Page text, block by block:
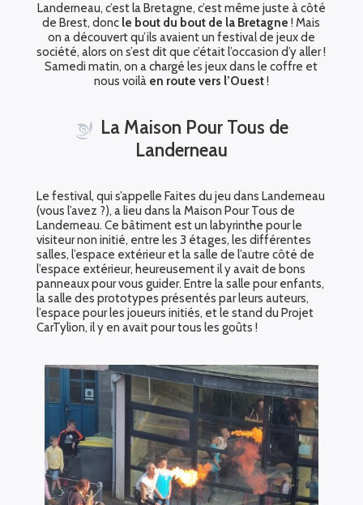
Landerneau, c’est la Bretagne, c’est même juste à côté
de Brest, donc le bout du bout de la Bretagne ! Mais
on a découvert qu’ils avaient un festival de jeux de
société, alors on s’est dit que c’était l’occasion d’y aller !
Samedi matin, on a chargé les jeux dans le coffre et
nous voilàen route vers l’Ouest!
La Maison Pour Tous de
Landerneau
Le festival, qui s’appelle Faites du jeu dans Landerneau
(vous l’avez ?), a lieu dans la Maison Pour Tous de
Landerneau. Ce bâtiment est un labyrinthe pour le
visiteur non initié, entre les 3 étages, les différentes
salles, l’espace extérieur et la salle de l’autre côté de
l’espace extérieur, heureusement il y avait de bons
panneaux pour vous guider. Entre la salle pour enfants,
la salle des prototypes présentés par leurs auteurs,
l’espace pour les joueurs initiés, et le stand du Projet
CarTylion, il y en avait pour tous les goûts !